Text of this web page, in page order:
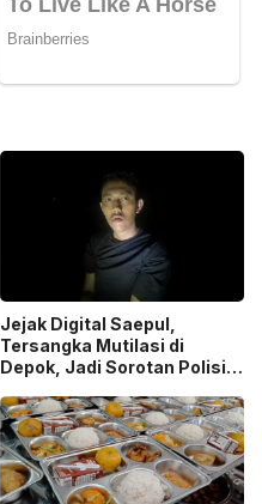
Jejak Digital Saepul,
Tersangka Mutilasi di
Depok, Jadi Sorotan Polisi